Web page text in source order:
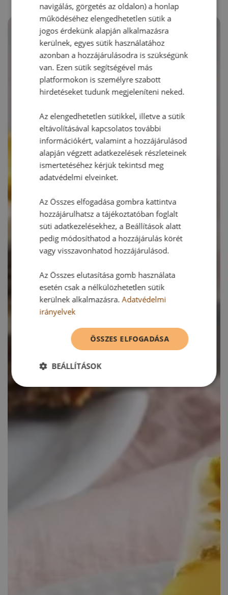
navigálás, görgetés az oldalon) a honlap
működéséhez elengedhetetlen sütik a
jogos érdekünk alapján alkalmazásra
kerülnek, egyes sütik használatához
azonban a hozzájárulásodra is szükségünk
van. Ezen sütik segítségével más
platformokon is személyre szabott
hirdetéseket tudunk megjeleníteni neked.
Az elengedhetetlen sütikkel, illetve a sütik
eltávolításával kapcsolatos további
információkért, valamint a hozzájárulásod
alapján végzett adatkezelések részleteinek
ismertetéséhez kérjük tekintsd meg
adatvédelmi elveinket.
Az Összes elfogadása gombra kattintva
hozzájárulhatsz a tájékoztatóban foglalt
süti adatkezelésekhez, a Beállítások alatt
pedig módosíthatod a hozzájárulás körét
vagy visszavonhatod hozzájárulásod.
Az Összes elutasítása gomb használata
esetén csak a nélkülözhetetlen sütik
kerülnek alkalmazásra.Adatvédelmi
irányelvek
ÖSSZES ELFOGADÁSA
BEÁLLÍTÁSOK